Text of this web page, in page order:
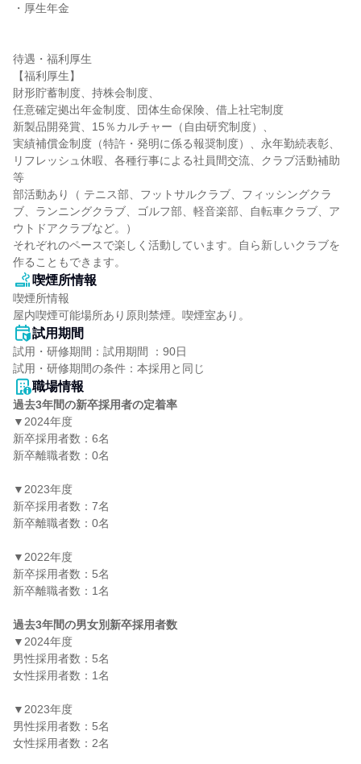
・厚生年金
待遇・福利厚生
【福利厚生】
財形貯蓄制度、持株会制度、
任意確定拠出年金制度、団体生命保険、借上社宅制度
新製品開発賞、15％カルチャー（自由研究制度）、
実績補償金制度（特許・発明に係る報奨制度）、永年勤続表彰、
リフレッシュ休暇、各種行事による社員間交流、クラブ活動補助
等
部活動あり（ テニス部、フットサルクラブ、フィッシングクラ
ブ、ランニングクラブ、ゴルフ部、軽音楽部、自転車クラブ、ア
ウトドアクラブなど。）
それぞれのペースで楽しく活動しています。自ら新しいクラブを
作ることもできます。
喫煙所情報
喫煙所情報
屋内喫煙可能場所あり原則禁煙。喫煙室あり。
試用期間
試用・研修期間：試用期間 ：90日
職場情報
過去3年間の新卒採用者の定着率
▼2024年度
新卒採用者数：6名
新卒離職者数：0名
▼2023年度
新卒採用者数：7名
新卒離職者数：0名
▼2022年度
新卒採用者数：5名
新卒離職者数：1名
過去3年間の男女別新卒採用者数
▼2024年度
男性採用者数：5名
女性採用者数：1名
▼2023年度
男性採用者数：5名
女性採用者数：2名